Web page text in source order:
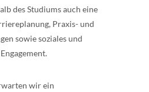
des Studiums auch eine
Praxis- und
sowie soziales und
wir ein